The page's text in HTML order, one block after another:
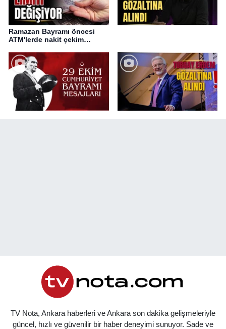
Ramazan Bayramı öncesi
ATM'lerde nakit çekim
TV Nota, Ankara haberleri ve Ankara son dakika gelişmeleriyle
güncel, hızlı ve güvenilir bir haber deneyimi sunuyor. Sade ve